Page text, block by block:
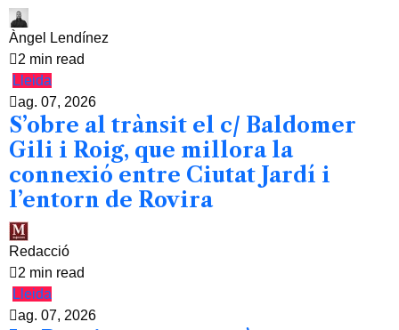
Àngel Lendínez
2 min read
Lleida
ag. 07, 2026
S’obre al trànsit el c/ Baldomer
Gili i Roig, que millora la
connexió entre Ciutat Jardí i
l’entorn de Rovira
Redacció
2 min read
Lleida
ag. 07, 2026